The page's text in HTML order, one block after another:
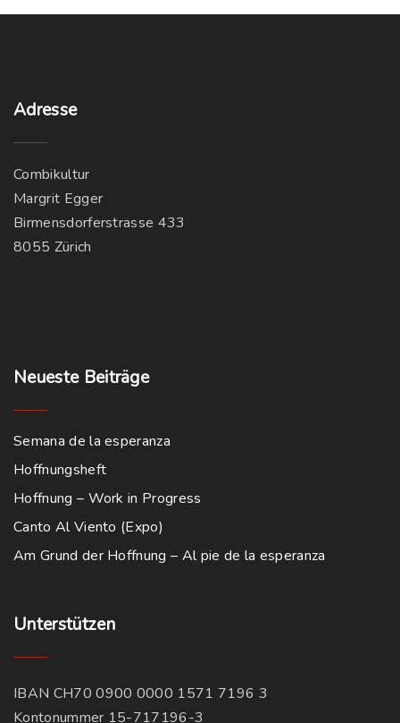
Adresse
Combikultur
Margrit Egger
Birmensdorferstrasse 433
8055 Zürich
Neueste Beiträge
Semana de la esperanza
Hoffnungsheft
Hoffnung – Work in Progress
Canto Al Viento (Expo)
Am Grund der Hoffnung – Al pie de la esperanza
Unterstützen
IBAN CH70 0900 0000 1571 7196 3
Kontonummer 15-717196-3